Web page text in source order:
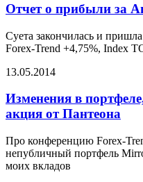
Отчет о прибыли за
Суета закончилась и
Forex-Trend +4,75%, Index
13.05.2014
Изменения в
акция от Пантеона
Про конференцию Forex-
непубличный портфель
моих вкладов